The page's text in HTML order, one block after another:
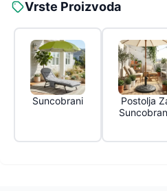
Vrste Proizvoda
Suncobrani
Postolja